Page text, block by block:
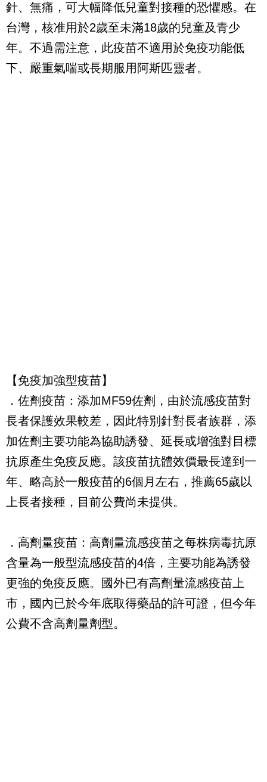
針、無痛，可大幅降低兒童對接種的恐懼感。在
台灣，核准用於2歲至未滿18歲的兒童及青少
年。不過需注意，此疫苗不適用於免疫功能低
下、嚴重氣喘或長期服用阿斯匹靈者。
【免疫加強型疫苗】
．佐劑疫苗：添加MF59佐劑，由於流感疫苗對
長者保護效果較差，因此特別針對長者族群，添
加佐劑主要功能為協助誘發、延長或增強對目標
抗原產生免疫反應。該疫苗抗體效價最長達到一
年、略高於一般疫苗的6個月左右，推薦65歲以
上長者接種，目前公費尚未提供。
．高劑量疫苗：高劑量流感疫苗之每株病毒抗原
含量為一般型流感疫苗的4倍，主要功能為誘發
更強的免疫反應。國外已有高劑量流感疫苗上
市，國內已於今年底取得藥品的許可證，但今年
公費不含高劑量劑型。